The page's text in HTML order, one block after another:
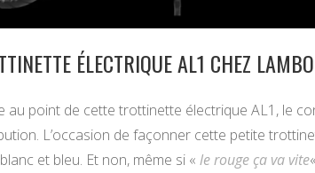
ÉLECTRIQUE AL1 CHEZ
au point de cette trottinette électrique AL1, le
L’occasion de façonner cette petite
et bleu. Et non, même si « le rouge ça va vite